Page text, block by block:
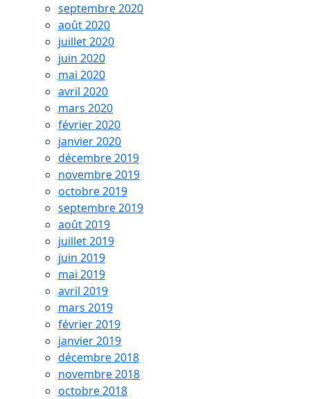
septembre 2020
août 2020
juillet 2020
juin 2020
mai 2020
avril 2020
mars 2020
février 2020
janvier 2020
décembre 2019
novembre 2019
octobre 2019
septembre 2019
août 2019
juillet 2019
juin 2019
mai 2019
avril 2019
mars 2019
février 2019
janvier 2019
décembre 2018
novembre 2018
octobre 2018